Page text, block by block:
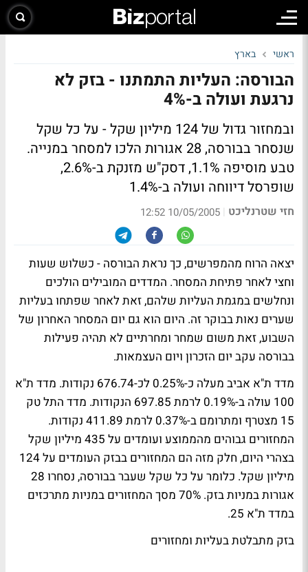
ראשי בארץ
הבורסה: העליות התמתנו - בזק לא
נרגעת ועולה ב-4%
ובמחזור גדול של 124 מיליון שקל - על כל שקל
שנסחר בבורסה, 28 אגורות הלכו למסחר במנייה.
טבע מוסיפה 1.1%, דסק"ש מזנקת ב-2.6%,
שופרסל דיווחה ועולה ב-1.4%
חזי שטרנליכט |
10/05/2005 12:52
יצאה הרוח מהמפרשים, כך נראת הבורסה - כשלוש שעות
וחצי לאחר פתיחת המסחר. המדדים המובילים הולכים
ונחלשים במגמת העליות שלהם, זאת לאחר שפתחו בעליות
שערים נאות בבוקר זה. היום הוא גם יום המסחר האחרון של
השבוע, זאת משום שמחר ומחרתיים לא תהיה פעילות
בבורסה עקב יום הזכרון ויום העצמאות.
מדד ת"א אביב מעלה כ-0.25% לכ-676.74 נקודות. מדד ת"א
100 עולה ב-0.19% לרמת 697.85 הנקודות. מדד התל טק
15 מצטרף ומתרומם ב-0.37% לרמת 411.89 נקודות.
המחזורים גבוהים מהממוצע ועומדים על 435 מיליון שקל
בצהרי היום, חלק מזה הם המחזורים בבזק העומדים על 124
מיליון שקל. כלומר על כל שקל שעבר בבורסה, נסחרו 28
אגורות במניות בזק. 70% מסך המחזורים במניות מתרכזים
במדד ת"א 25.
בזק מתבלטת בעליות ומחזורים